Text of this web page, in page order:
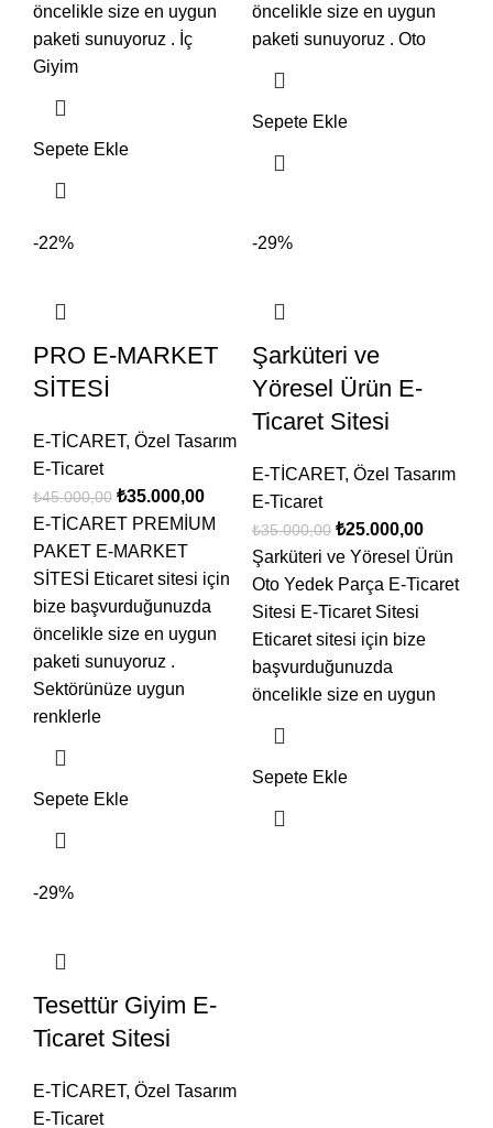
öncelikle size en uygun
paketi sunuyoruz . İç
Giyim
Sepete Ekle
öncelikle size en uygun
paketi sunuyoruz . Oto
Sepete Ekle
-22%
PRO E-MARKET
SİTESİ
E-TİCARET, Özel Tasarım
E-Ticaret
₺45.000,00 ₺35.000,00
E-TİCARET PREMİUM
PAKET E-MARKET
SİTESİ Eticaret sitesi için
bize başvurduğunuzda
öncelikle size en uygun
paketi sunuyoruz .
Sektörünüze uygun
renklerle
Sepete Ekle
-29%
Şarküteri ve
Yöresel Ürün E-
Ticaret Sitesi
E-TİCARET, Özel Tasarım
E-Ticaret
₺35.000,00 ₺25.000,00
Şarküteri ve Yöresel Ürün
Oto Yedek Parça E-Ticaret
Sitesi E-Ticaret Sitesi
Eticaret sitesi için bize
başvurduğunuzda
öncelikle size en uygun
Sepete Ekle
-29%
Tesettür Giyim E-
Ticaret Sitesi
E-TİCARET, Özel Tasarım
E-Ticaret